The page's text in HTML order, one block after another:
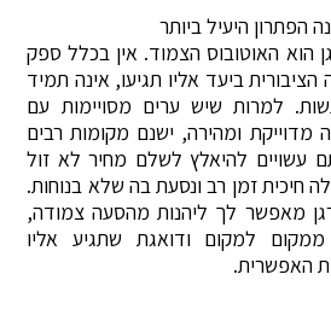
הפתרון היעיל ביותר
הוא האוטובוס הצמוד. אין בכלל ספק
ביעד אליו תגיעו, אינה תמיד
למרות שיש ערים מסויימות עם
מדוייקת ומהירה, ישנם מקומות רבים
עשויים להיאלץ לשלם מחיר לא זול
חיכית זמן רב ונסעת בה שלא בנוחות.
מאפשר לך ליהנות מהסעה צמודה,
למקום ודואגת שתגיע אליו
האפשרית.